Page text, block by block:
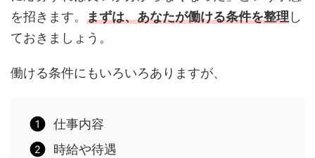
を招きます。 まずは、あなたが働ける条件を整理し
ておきましょう。
働ける条件にもいろいろありますが、
仕事内容
時給や待遇